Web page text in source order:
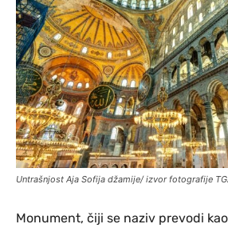
Untrašnjost Aja Sofija džamije/ izvor fotografije
Monument, čiji se naziv prevodi